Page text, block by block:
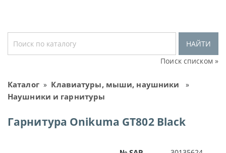
НАЙТИ
Поиск списком »
Каталог» Клавиатуры, мыши, наушники »
Наушники и гарнитуры
Гарнитура Onikuma GT802 Black